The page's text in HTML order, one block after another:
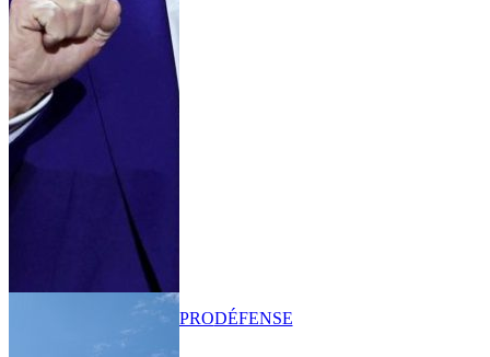
PRODÉFENSE